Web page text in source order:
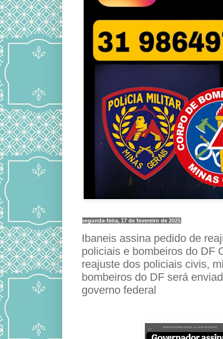
segunda-feira, 17 de fevereiro de 2025
Ibaneis assina pedido de
policiais e bombeiros do DF
reajuste dos policiais civis,
bombeiros do DF será
governo federal